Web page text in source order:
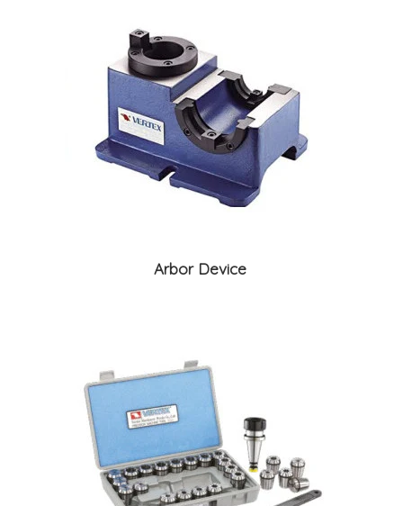
Arbor Device